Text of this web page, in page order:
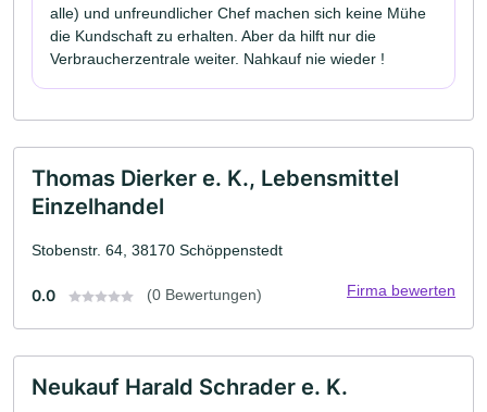
alle) und unfreundlicher Chef machen sich keine Mühe
die Kundschaft zu erhalten. Aber da hilft nur die
Verbraucherzentrale weiter. Nahkauf nie wieder !
Thomas Dierker e. K., Lebensmittel
Einzelhandel
Stobenstr. 64, 38170 Schöppenstedt
0.0 (0 Bewertungen) Firma bewerten
Neukauf Harald Schrader e. K.